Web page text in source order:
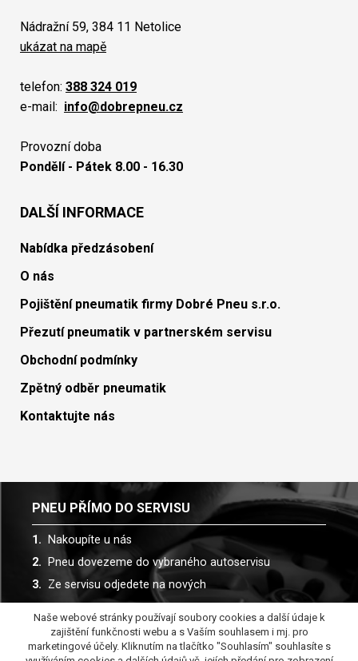
Nádražní 59, 384 11 Netolice
ukázat na mapě
telefon: 388 324 019
e-mail: info@dobrepneu.cz
Provozní doba
Pondělí - Pátek 8.00 - 16.30
DALŠÍ INFORMACE
Nabídka předzásobení
O nás
Pojištění pneumatik firmy Dobré Pneu s.r.o.
Přezutí pneumatik v partnerském servisu
Obchodní podmínky
Zpětný odběr pneumatik
Kontaktujte nás
PNEU PŘÍMO DO SERVISU
Nakoupíte u nás
Pneu dovezeme do vybraného autoservisu
Ze servisu odjedete na nových
Spolupracujeme s více než 30 autoservisy
Naše webové stránky používají soubory cookies a další údaje k
zajištění funkčnosti webu a s Vaším souhlasem i mj. pro
marketingové účely. Kliknutím na tlačítko "Souhlasím" souhlasíte s